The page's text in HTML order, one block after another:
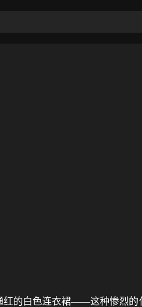
的白色连衣裙——这种惨烈的